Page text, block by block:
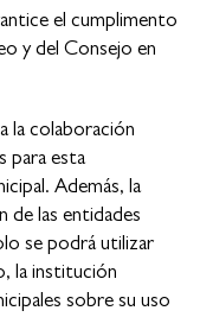
el cumplimento
y del Consejo en
la colaboración
para esta
Además, la
de las entidades
se podrá utilizar
la institución
sobre su uso